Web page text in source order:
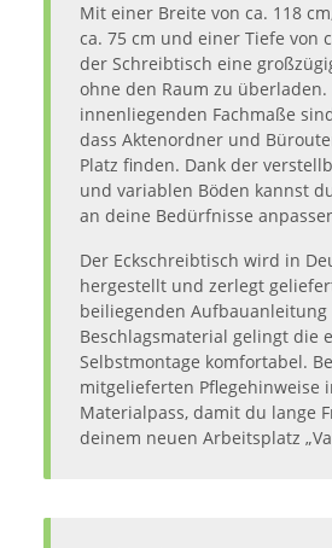
Mit einer Breite von ca. 118
ca. 75 cm und einer Tiefe von
der Schreibtisch eine
ohne den Raum zu überladen.
innenliegenden Fachmaße
dass Aktenordner und
Platz finden. Dank der
und variablen Böden kannst
an deine Bedürfnisse
Der Eckschreibtisch wird in
hergestellt und zerlegt
beiliegenden Aufbauanleitung
Beschlagsmaterial gelingt die
Selbstmontage komfortabel.
mitgelieferten Pflegehinweise
Materialpass, damit du lange
deinem neuen Arbeitsplatz